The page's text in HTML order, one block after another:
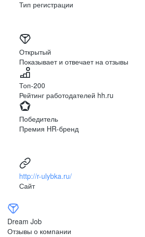
БРЯНСК
ВЛАДИВОСТОК
ВЛАДИМИР
ВОЛГОГРАД
ВОЛОГДА
ВОРОНЕЖ
МАХАЧКАЛА
БИРОБИДЖАН
МАГАС
ИРКУТСК
НАЛЬЧИК
КАЛУГА
Тип регистрации
Открытый
Показывает и отвечает на отзывы
Топ-200
Рейтинг работодателей hh.ru
Победитель
Премия HR-бренд
http://r-ulybka.ru/
Сайт
Dream Job
Отзывы о компании